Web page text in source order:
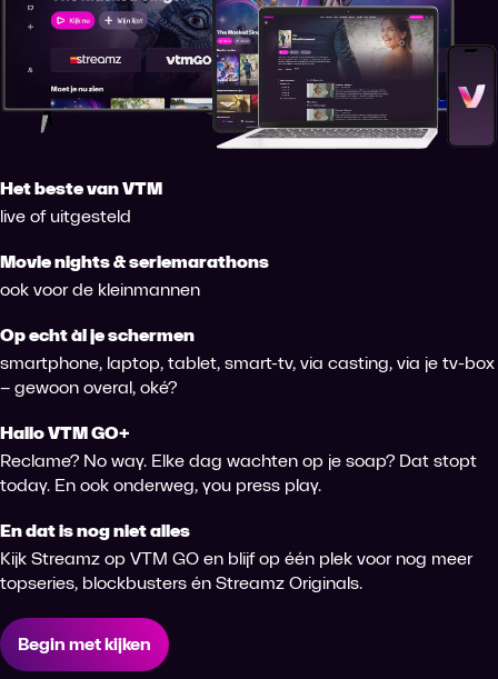
Het beste van VTM
live of uitgesteld
Movie nights & seriemarathons
ook voor de kleinmannen
Op echt àl je schermen
smartphone, laptop, tablet, smart-tv, via casting, via je tv-box
– gewoon overal, oké?
Hallo VTM GO+
Reclame? No way. Elke dag wachten op je soap? Dat stopt
today. En ook onderweg, you press play.
En dat is nog niet alles
Kijk Streamz op VTM GO en blijf op één plek voor nog meer
topseries, blockbusters én Streamz Originals.
Begin met kijken